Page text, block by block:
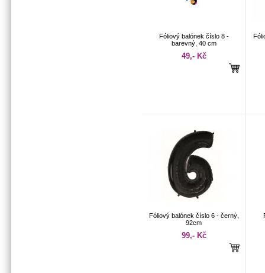
Fóliový balónek číslo 8 -
barevný, 40 cm
49,- Kč
Fóliový balónek číslo 6 - černý,
92cm
99,- Kč